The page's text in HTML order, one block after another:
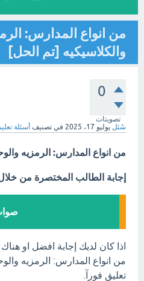
من انواع المدارس:
والكلاسيكيه [تم الحل]
0
تصويتات
سُئل يوليو 17، 2025 في تصنيف أسئلة
من انواع المدارس: الرمزيه
إجابة الطالب المختصرة من
اذا كان لديك إجابة افضل او
من انواع المدارس: الرمزيه
تعليق فورآ.